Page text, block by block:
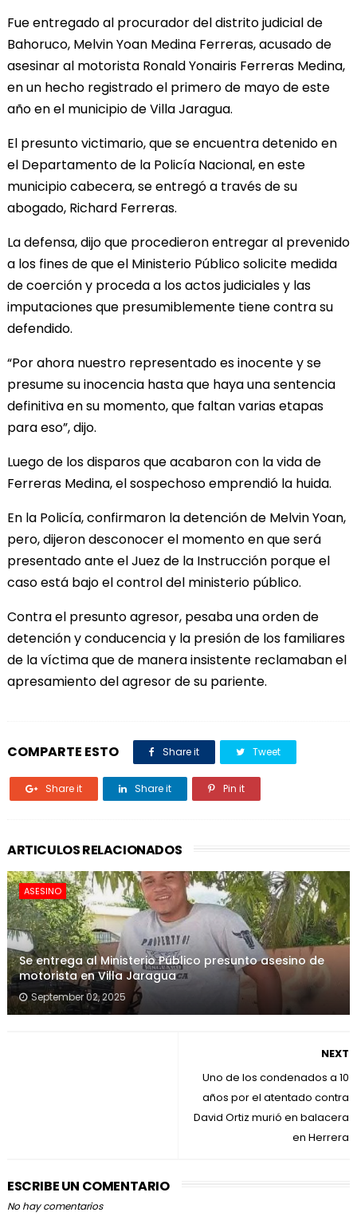
Fue entregado al procurador del distrito judicial de
Bahoruco, Melvin Yoan Medina Ferreras, acusado de
asesinar al motorista Ronald Yonairis Ferreras Medina,
en un hecho registrado el primero de mayo de este
año en el municipio de Villa Jaragua.
El presunto victimario, que se encuentra detenido en
el Departamento de la Policía Nacional, en este
municipio cabecera, se entregó a través de su
abogado, Richard Ferreras.
La defensa, dijo que procedieron entregar al prevenido
a los fines de que el Ministerio Público solicite medida
de coerción y proceda a los actos judiciales y las
imputaciones que presumiblemente tiene contra su
defendido.
“Por ahora nuestro representado es inocente y se
presume su inocencia hasta que haya una sentencia
definitiva en su momento, que faltan varias etapas
para eso”, dijo.
Luego de los disparos que acabaron con la vida de
Ferreras Medina, el sospechoso emprendió la huida.
En la Policía, confirmaron la detención de Melvin Yoan,
pero, dijeron desconocer el momento en que será
presentado ante el Juez de la Instrucción porque el
caso está bajo el control del ministerio público.
Contra el presunto agresor, pesaba una orden de
detención y conducencia y la presión de los familiares
de la víctima que de manera insistente reclamaban el
apresamiento del agresor de su pariente.
COMPARTE ESTO Share it Tweet
Share it Share it Pin it
ARTICULOS RELACIONADOS
ASESINO
Se entrega al Ministerio Público presunto asesino de
motorista en Villa Jaragua
September 02, 2025
NEXT
Uno de los condenados a 10
años por el atentado contra
David Ortiz murió en balacera
en Herrera
ESCRIBE UN COMENTARIO
No hay comentarios